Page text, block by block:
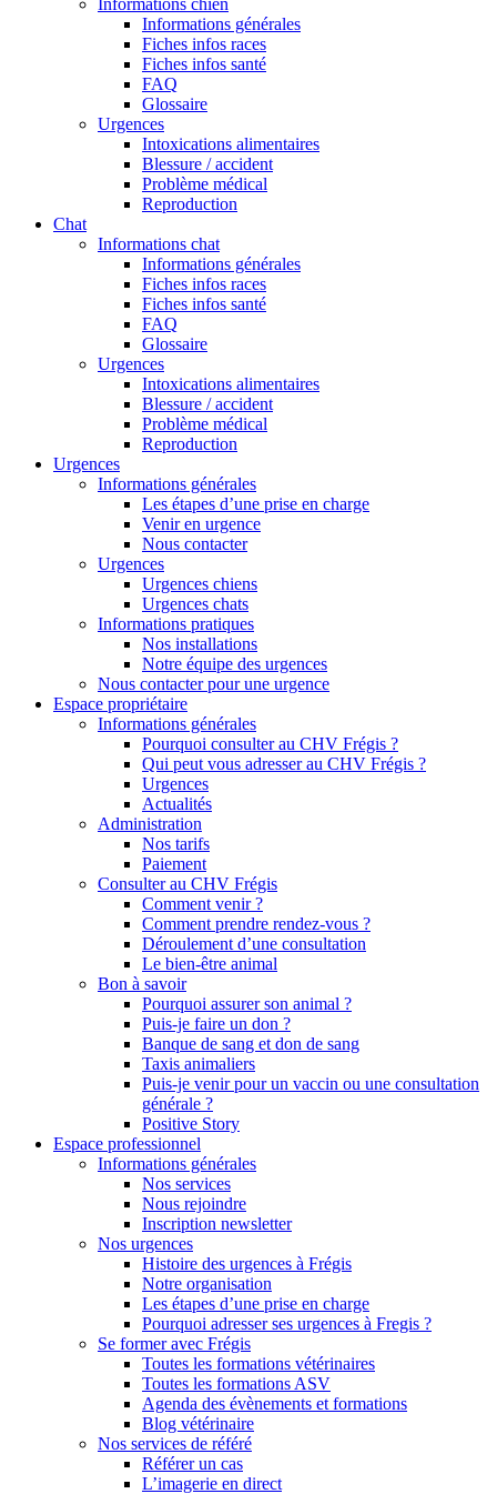
Informations chien
Informations générales
Fiches infos races
Fiches infos santé
FAQ
Glossaire
Urgences
Intoxications alimentaires
Blessure / accident
Problème médical
Reproduction
Chat
Informations chat
Informations générales
Fiches infos races
Fiches infos santé
FAQ
Glossaire
Urgences
Intoxications alimentaires
Blessure / accident
Problème médical
Reproduction
Urgences
Informations générales
Les étapes d’une prise en charge
Venir en urgence
Nous contacter
Urgences
Urgences chiens
Urgences chats
Informations pratiques
Nos installations
Notre équipe des urgences
Nous contacter pour une urgence
Espace propriétaire
Informations générales
Pourquoi consulter au CHV Frégis ?
Qui peut vous adresser au CHV Frégis ?
Urgences
Actualités
Administration
Nos tarifs
Paiement
Consulter au CHV Frégis
Comment venir ?
Comment prendre rendez-vous ?
Déroulement d’une consultation
Le bien-être animal
Bon à savoir
Pourquoi assurer son animal ?
Puis-je faire un don ?
Banque de sang et don de sang
Taxis animaliers
Puis-je venir pour un vaccin ou une consultation
générale ?
Positive Story
Espace professionnel
Informations générales
Nos services
Nous rejoindre
Inscription newsletter
Nos urgences
Histoire des urgences à Frégis
Notre organisation
Les étapes d’une prise en charge
Pourquoi adresser ses urgences à Fregis ?
Se former avec Frégis
Toutes les formations vétérinaires
Toutes les formations ASV
Agenda des évènements et formations
Blog vétérinaire
Nos services de référé
Référer un cas
L’imagerie en direct